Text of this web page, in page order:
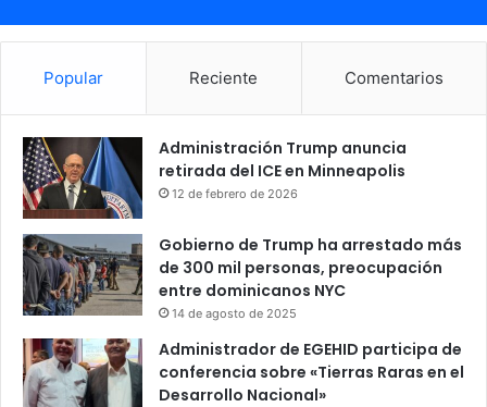
Popular Reciente Comentarios
Administración Trump anuncia
retirada del ICE en Minneapolis
12 de febrero de 2026
Gobierno de Trump ha arrestado más
de 300 mil personas, preocupación
entre dominicanos NYC
14 de agosto de 2025
Administrador de EGEHID participa de
conferencia sobre «Tierras Raras en el
Desarrollo Nacional»